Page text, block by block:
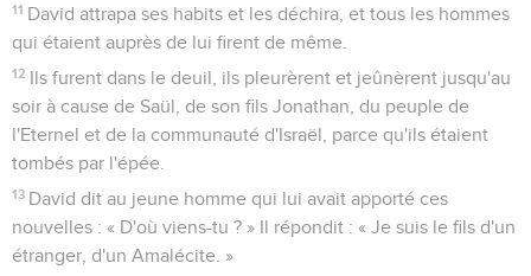
11 David attrapa ses habits et les déchira, et tous les hommes
qui étaient auprès de lui firent de même.
12 Ils furent dans le deuil, ils pleurèrent et jeûnèrent jusqu'au
soir à cause de Saül, de son fils Jonathan, du peuple de
l'Eternel et de la communauté d'Israël, parce qu'ils étaient
tombés par l'épée.
13 David dit au jeune homme qui lui avait apporté ces
nouvelles : « D'où viens-tu ? » Il répondit : « Je suis le fils d'un
étranger, d'un Amalécite. »